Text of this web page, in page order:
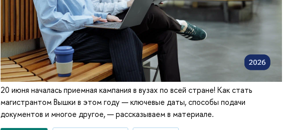
20 июня началась приемная кампания в вузах по всей стране! Как стать
магистрантом Вышки в этом году — ключевые даты, способы подачи
документов и многое другое, — рассказываем в материале.